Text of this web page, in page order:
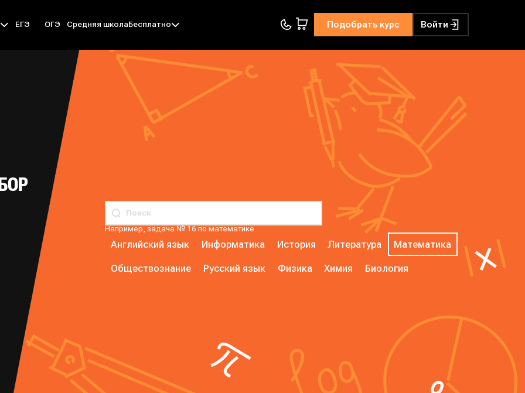
ЕГЭ ОГЭ Средняя школаБесплатно Подобрать курс Войти
Например, задача № 16 по математике
Английский язык Информатика История Литература Математика
Обществознание Русский язык Физика Химия Биология